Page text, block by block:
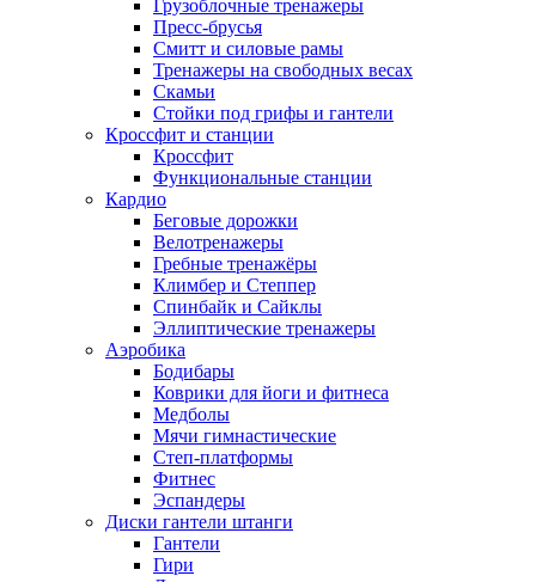
Грузоблочные тренажеры
Пресс-брусья
Смитт и силовые рамы
Тренажеры на свободных весах
Скамьи
Стойки под грифы и гантели
Кроссфит и станции
Кроссфит
Функциональные станции
Кардио
Беговые дорожки
Велотренажеры
Гребные тренажёры
Климбер и Степпер
Спинбайк и Сайклы
Эллиптические тренажеры
Аэробика
Бодибары
Коврики для йоги и фитнеса
Медболы
Мячи гимнастические
Степ-платформы
Фитнес
Эспандеры
Диски гантели штанги
Гантели
Гири